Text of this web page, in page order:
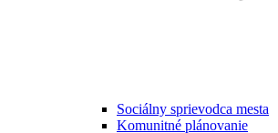
Sociálny sprievodca mesta
Komunitné plánovanie